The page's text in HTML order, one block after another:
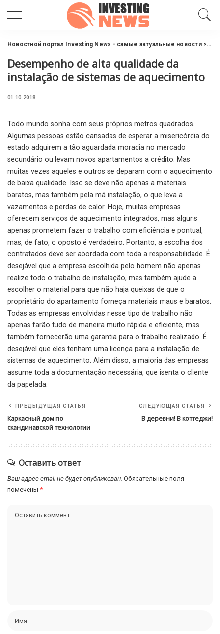
Новостной портал Investing News - самые актуальные новости>
Desempenho de alta qualidade da
instalação de sistemas de aquecimento
01.10.2018
Todo mundo sonha com seus próprios metros quadrados.
Algumas pessoas estão cansadas de esperar a misericórdia do
estado adquirem a tão aguardada moradia no mercado
secundário ou levam novos apartamentos a crédito. Mas
muitas vezes aqueles e outros se deparam com o aquecimento
de baixa qualidade. Isso se deve não apenas a materiais
baratos, mas também pela má instalação, o que leva a
vazamentos e perdas de calor. Hoje, muitas empresas
oferecem serviços de aquecimento integrados, mas alguns
apenas prometem fazer o trabalho com eficiência e pontual,
mas, de fato, o oposto é verdadeiro. Portanto, a escolha dos
contratados deve ser abordada com toda a responsabilidade. É
desejável que a empresa escolhida pelo homem não apenas
realize todo o trabalho de instalação, mas também ajude a
escolher o material para que não haja queixas de que o
proprietário do apartamento forneça materiais maus e baratos.
Todas as empresas envolvidas nesse tipo de trabalho não
apenas farão tudo de maneira muito rápida e eficiente, mas
também fornecerão uma garantia para o trabalho realizado. É
desejável que eles tenham uma licença para a instalação de
sistemas de aquecimento. Além disso, a maioria das empresas
assume toda a documentação necessária, que isenta o cliente
da papelada.
ПРЕДЫДУЩАЯ СТАТЬЯ
Каркасный дом по
скандинавской технологии
СЛЕДУЮЩАЯ СТАТЬЯ
В деревни! В коттеджи!
Оставить ответ
Ваш адрес email не будет опубликован. Обязательные поля
помечены *